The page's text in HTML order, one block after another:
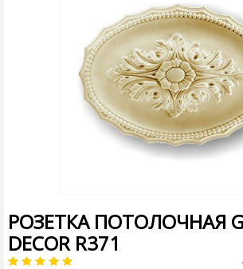
РОЗЕТКА ПОТОЛОЧНАЯ
DECOR R371